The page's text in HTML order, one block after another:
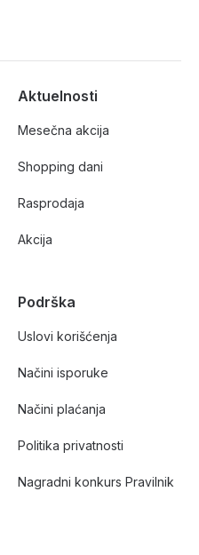
Aktuelnosti
Mesečna akcija
Shopping dani
Rasprodaja
Akcija
Podrška
Uslovi korišćenja
Načini isporuke
Načini plaćanja
Politika privatnosti
Nagradni konkurs Pravilnik